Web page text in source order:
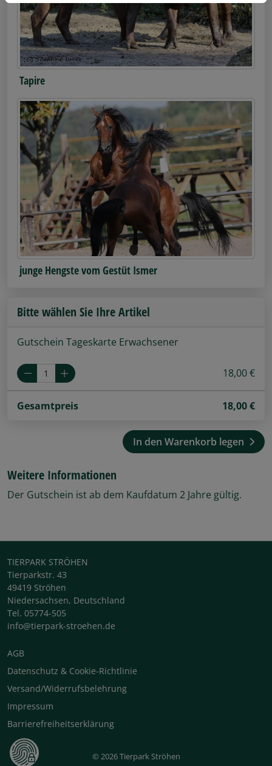
Tapire
junge Hengste vom Gestüt Ismer
Bitte wählen Sie Ihre Artikel
Gutschein Tageskarte Erwachsener
18,00 €
Gesamtpreis 18,00€
In den Warenkorb legen
Weitere Informationen
Der Gutschein ist ab dem Kaufdatum 2 Jahre gültig.
TIERPARK STRÖHEN
Tierparkstr. 43
49419 Ströhen
Niedersachsen, Deutschland
Tel. 05774-505
info@tierpark-stroehen.de
AGB
Datenschutz & Cookie-Richtlinie
Versand/Widerrufsbelehrung
Impressum
Barrierefreiheitserklärung
© 2026 Tierpark Ströhen